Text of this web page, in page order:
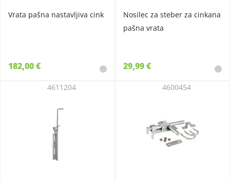
Vrata pašna nastavljiva cink
182,00 €
Nosilec za steber za cinkana
pašna vrata
29,99 €
4611204 4600454